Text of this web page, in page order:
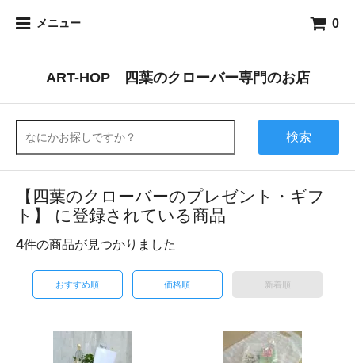
メニュー 0
ART-HOP 四葉のクローバー専門のお店
検索
【四葉のクローバーのプレゼント・ギフ
ト】 に登録されている商品
4件の商品が見つかりました
おすすめ順 価格順 新着順